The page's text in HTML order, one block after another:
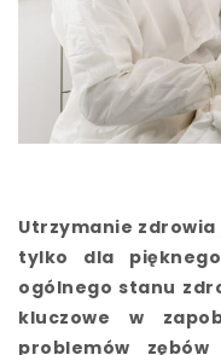
Utrzymanie
tylko dla
ogólnego stanu
kluczowe w
problemów